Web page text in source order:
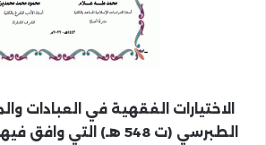
الاختيارات الفقهية في العبادات
الطبرسي (ت 548 هـ) التي